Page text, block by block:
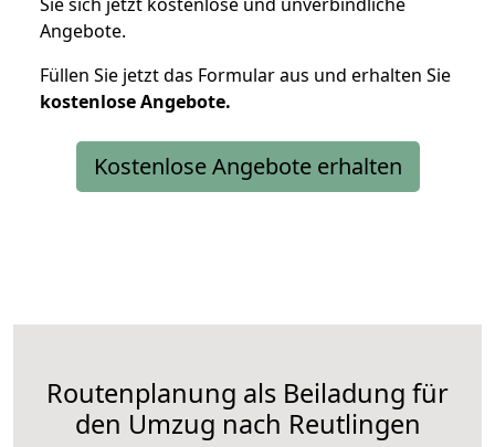
Angebote.
Füllen Sie jetzt das Formular aus und erhalten Sie
kostenloseAngebote.
Kostenlose Angebote erhalten
Routenplanung als Beiladung für
den Umzug nach Reutlingen